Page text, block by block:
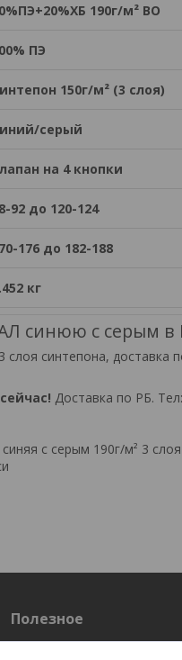
190г/м² ВО
ПЭ
150г/м² (3 слоя)
серый
на 4 кнопки
92 до 120-124
176 до 182-188
кг
синюю с серым в
синтепона, доставка
Доставка по РБ. Тел:
с серым 190г/м² 3
Полезное